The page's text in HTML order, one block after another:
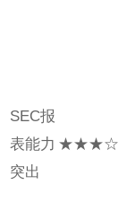
SEC报
表能力
突出
★★★☆